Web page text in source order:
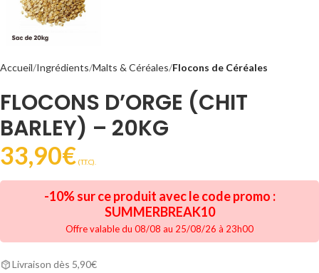
Accueil Ingrédients Malts & Céréales Flocons de Céréales
FLOCONS D’ORGE (CHIT
BARLEY) – 20KG
33,90€ (T.T.C).
-10% sur ce produit avec le code promo :
SUMMERBREAK10
Offre valable du 08/08 au 25/08/26 à 23h00
Livraison dès 5,90€